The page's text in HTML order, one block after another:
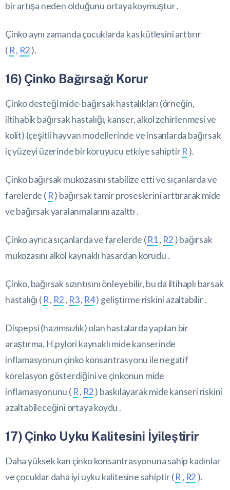
bir artışa neden olduğunu ortaya koymuştur .
Çinko aynı zamanda çocuklarda kas kütlesini arttırır
( R, R2).
16) Çinko Bağırsağı Korur
Çinko desteği mide-bağırsak hastalıkları (örneğin,
iltihabik bağırsak hastalığı, kanser, alkol zehirlenmesi ve
kolit) (çeşitli hayvan modellerinde ve insanlarda bağırsak
iç yüzeyi üzerinde bir koruyucu etkiye sahiptirR ).
Çinko bağırsak mukozasını stabilize etti ve sıçanlarda ve
farelerde ( R) bağırsak tamir proseslerini arttırarak mide
ve bağırsak yaralanmalarını azalttı .
Çinko ayrıca sıçanlarda ve farelerde (R1, R2 ) bağırsak
mukozasını alkol kaynaklı hasardan korudu .
Çinko, bağırsak sızıntısını önleyebilir, bu da iltihaplı barsak
hastalığı ( R, R2, R3, R4) geliştirme riskini azaltabilir .
Dispepsi (hazımsızlık) olan hastalarda yapılan bir
araştırma, H.pylori kaynaklı mide kanserinde
inflamasyonun çinko konsantrasyonu ile negatif
korelasyon gösterdiğini ve çinkonun mide
inflamasyonunu ( R, R2) baskılayarak mide kanseri riskini
azaltabileceğini ortaya koydu .
17) Çinko Uyku Kalitesini İyileştirir
Daha yüksek kan çinko konsantrasyonuna sahip kadınlar
ve çocuklar daha iyi uyku kalitesine sahiptir (R , R2 ).